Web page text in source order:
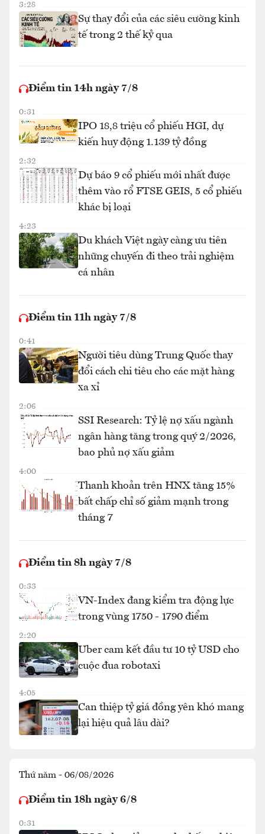
3:28
Sự thay đổi của các siêu cường kinh
tế trong 2 thế kỷ qua
Điểm tin 14h ngày 7/8
0:31
IPO 18,8 triệu cổ phiếu HGI, dự
kiến huy động 1.139 tỷ đồng
2:32
Dự báo 9 cổ phiếu mới nhất được
thêm vào rổ FTSE GEIS, 5 cổ phiếu
khác bị loại
4:23
Du khách Việt ngày càng ưu tiên
những chuyến đi theo trải nghiệm
cá nhân
Điểm tin 11h ngày 7/8
0:41
Người tiêu dùng Trung Quốc thay
đổi cách chi tiêu cho các mặt hàng
xa xỉ
2:06
SSI Research: Tỷ lệ nợ xấu ngành
ngân hàng tăng trong quý 2/2026,
bao phủ nợ xấu giảm
4:00
Thanh khoản trên HNX tăng 15%
bất chấp chỉ số giảm mạnh trong
tháng 7
Điểm tin 8h ngày 7/8
0:33
VN-Index đang kiểm tra động lực
trong vùng 1750 - 1790 điểm
2:20
Uber cam kết đầu tư 10 tỷ USD cho
cuộc đua robotaxi
4:05
Can thiệp tỷ giá đồng yên khó mang
lại hiệu quả lâu dài?
Thứ năm - 06/08/2026
Điểm tin 18h ngày 6/8
0:31